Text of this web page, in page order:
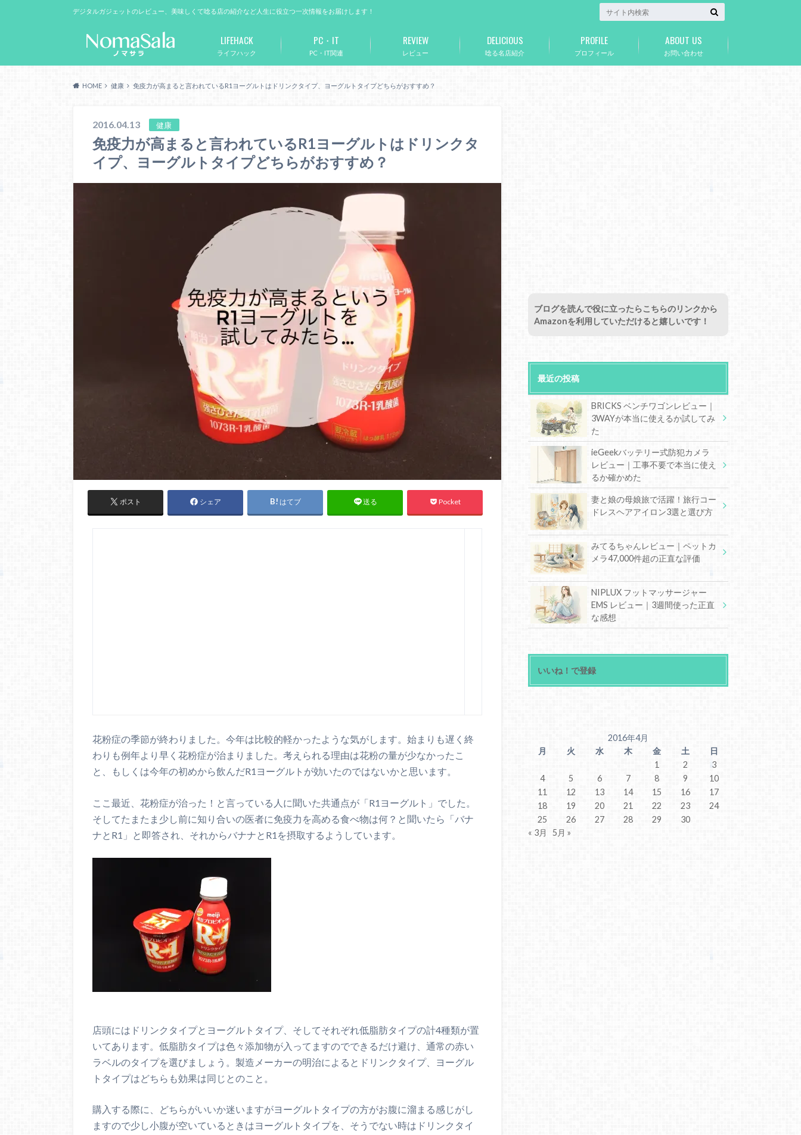
デジタルガジェットのレビュー、美味しくて唸る店の紹介など人生に役立つ一次情報をお届けします！
ライフハック
LIFEHACK
PC・IT関連
PC・IT
レビュー
REVIEW
唸る名店紹介
DELICIOUS
プロフィール
PROFILE
お問い合わせ
ABOUT US
HOME 健康 免疫力が高まると言われているR1ヨーグルトはドリンクタイプ、ヨーグルトタイプどちらがおすすめ？
2016.04.13 健康
免疫力が高まると言われているR1ヨーグルトはドリンクタ
イプ、ヨーグルトタイプどちらがおすすめ？
ポスト シェア はてブ 送る Pocket
花粉症の季節が終わりました。今年は比較的軽かったような気がします。始まりも遅く終
わりも例年より早く花粉症が治まりました。考えられる理由は花粉の量が少なかったこ
と、もしくは今年の初めから飲んだR1ヨーグルトが効いたのではないかと思います。
ここ最近、花粉症が治った！と言っている人に聞いた共通点が「R1ヨーグルト」でした。
そしてたまたま少し前に知り合いの医者に免疫力を高める食べ物は何？と聞いたら「バナ
ナとR1」と即答され、それからバナナとR1を摂取するようしています。
店頭にはドリンクタイプとヨーグルトタイプ、そしてそれぞれ低脂肪タイプの計4種類が置
いてあります。低脂肪タイプは色々添加物が入ってますのでできるだけ避け、通常の赤い
ラベルのタイプを選びましょう。製造メーカーの明治によるとドリンクタイプ、ヨーグル
トタイプはどちらも効果は同じとのこと。
購入する際に、どちらがいいか迷いますがヨーグルトタイプの方がお腹に溜まる感じがし
ますので少し小腹が空いているときはヨーグルトタイプを、そうでない時はドリンクタイ
ブログを読んで役に立ったらこちらのリンクから
Amazonを利用していただけると嬉しいです！
最近の投稿
BRICKS ベンチワゴンレビュー｜
3WAYが本当に使えるか試してみ
た
ieGeekバッテリー式防犯カメラ
レビュー｜工事不要で本当に使え
るか確かめた
妻と娘の母娘旅で活躍！旅行コー
ドレスヘアアイロン3選と選び方
みてるちゃんレビュー｜ペットカ
メラ47,000件超の正直な評価
NIPLUX フットマッサージャー
EMS レビュー｜3週間使った正直
な感想
いいね！で登録
2016年4月
月
火 水 木 金 土
日
1
2
3
4
5 6 7 8 9
10
11
12 13 14 15 16
17
18
19 20 21 22 23
24
25
26 27 28 29
30
« 3月
5月 »